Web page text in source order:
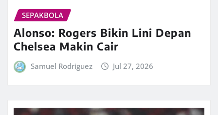
SEPAKBOLA
Alonso: Rogers Bikin Lini Depan
Chelsea Makin Cair
Samuel Rodriguez Jul 27, 2026